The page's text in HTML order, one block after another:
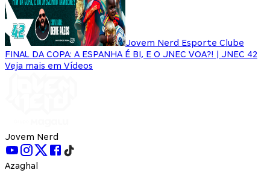
Jovem Nerd Esporte Clube
FINAL DA COPA: A ESPANHA É BI, E O JNEC VOA?! | JNEC 42
Veja mais em Vídeos
Jovem Nerd
Azaghal